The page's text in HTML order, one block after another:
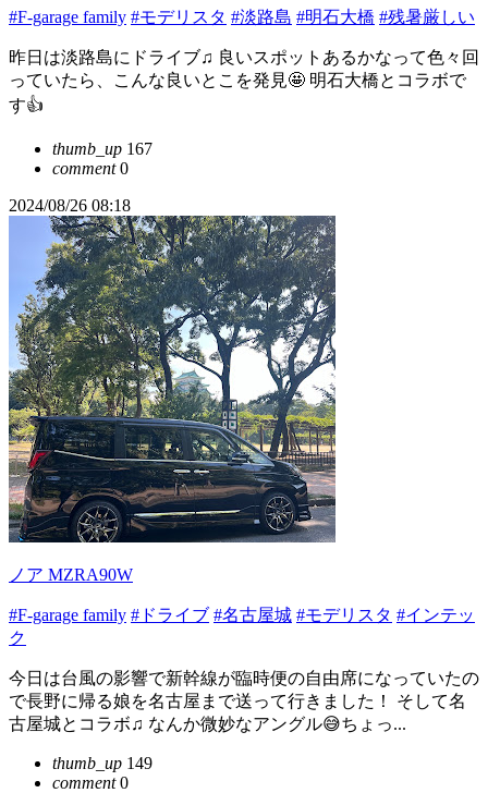
#F-garage family #モデリスタ #淡路島 #明石大橋 #残暑厳しい
昨日は淡路島にドライブ♫ 良いスポットあるかなって色々回
っていたら、こんな良いとこを発見🤩 明石大橋とコラボで
す👍
thumb_up 167
comment0
2024/08/26 08:18
ノア MZRA90W
#F-garage family #ドライブ #名古屋城 #モデリスタ #インテッ
ク
今日は台風の影響で新幹線が臨時便の自由席になっていたの
で長野に帰る娘を名古屋まで送って行きました！ そして名
古屋城とコラボ♫ なんか微妙なアングル😅ちょっ...
thumb_up 149
comment0